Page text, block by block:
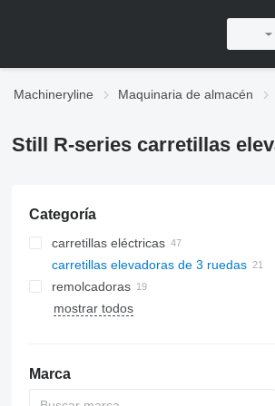
Machineryline Maquinaria de almacén
Still R-series carretillas
Categoría
carretillas eléctricas
carretillas elevadoras de 3 ruedas
remolcadoras
mostrar todos
Marca